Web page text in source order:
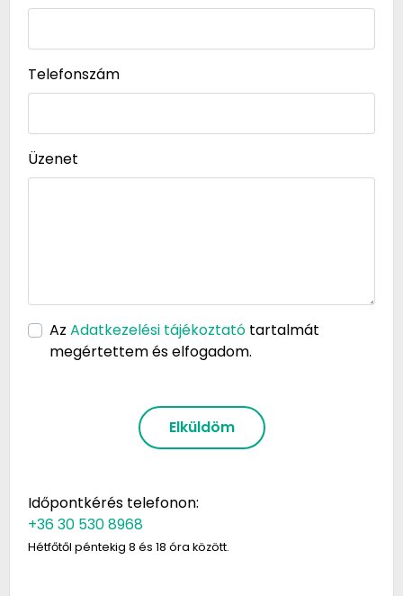
Telefonszám
Üzenet
Az Adatkezelési tájékoztató tartalmát
megértettem és elfogadom.
Elküldöm
Időpontkérés telefonon:
+36 30 530 8968
Hétfőtől péntekig 8 és 18 óra között.